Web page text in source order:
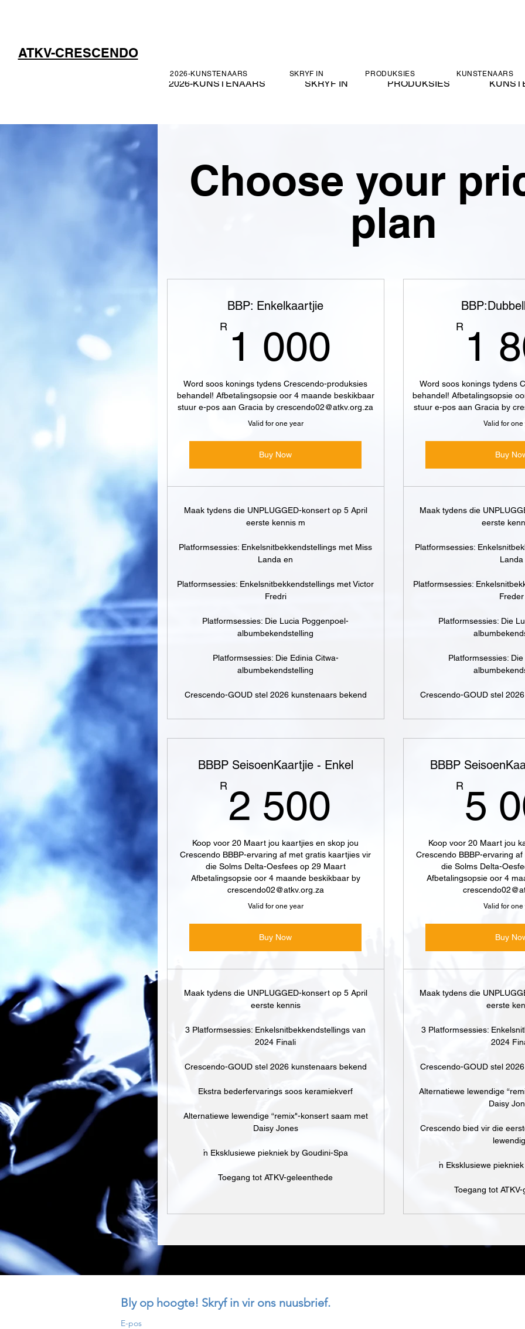
ATKV-CRESCENDO
2026-KUNSTENAARS SKRYF IN PRODUKSIES KUNSTENAARS
Choose your
plan
BBP: Enkelkaartjie
R 1 000 1 000R
Word soos konings tydens Crescendo-produksies
behandel! Afbetalingsopsie oor 4 maande beskikbaar
stuur e-pos aan Gracia by crescendo02@atkv.org.za
Valid for one year
Buy Now
Maak tydens die UNPLUGGED-konsert op 5 April
eerste kennis m
Platformsessies: Enkelsnitbekkendstellings met Miss
Landa en
Platformsessies: Enkelsnitbekkendstellings met Victor
Fredri
Platformsessies: Die Lucia Poggenpoel-
albumbekendstelling
Platformsessies: Die Edinia Citwa-
albumbekendstelling
Crescendo-GOUD stel 2026 kunstenaars bekend
R 1
Word soos konings tydens
behandel! Afbetalingsopsie
stuur e-pos aan Gracia by
Valid for one
Buy
Maak tydens die
eerste
Platformsessies:
Landa
Platformsessies:
Freder
Platformsessies: Die
Platformsessies:
Crescendo-GOUD stel
BBBP SeisoenKaartjie - Enkel
R 2 500 2 500R
Koop voor 20 Maart jou kaartjies en skop jou
Crescendo BBBP-ervaring af met gratis kaartjies vir
die Solms Delta-Oesfees op 29 Maart
Afbetalingsopsie oor 4 maande beskikbaar by
crescendo02@atkv.org.za
Valid for one year
Buy Now
Maak tydens die UNPLUGGED-konsert op 5 April
eerste kennis
3 Platformsessies: Enkelsnitbekkendstellings van
2024 Finali
Crescendo-GOUD stel 2026 kunstenaars bekend
Ekstra bederfervarings soos keramiekverf
Alternatiewe lewendige “remix"-konsert saam met
Daisy Jones
'n Eksklusiewe piekniek by Goudini-Spa
Toegang tot ATKV-geleenthede
BBBP
R 5
Koop voor 20 Maart jou
Crescendo BBBP-ervaring
die Solms Delta-
Afbetalingsopsie oor 4
Valid for one
Buy
Maak tydens die
eerste
3 Platformsessies:
2024
Crescendo-GOUD stel
Alternatiewe lewendige
Daisy
Crescendo bied vir die
'n Eksklusiewe
Toegang tot
2026-KUNSTENAARS SKRYF IN PRODUKSIES
Bly op hoogte! Skryf in vir ons nuusbrief.
E-pos